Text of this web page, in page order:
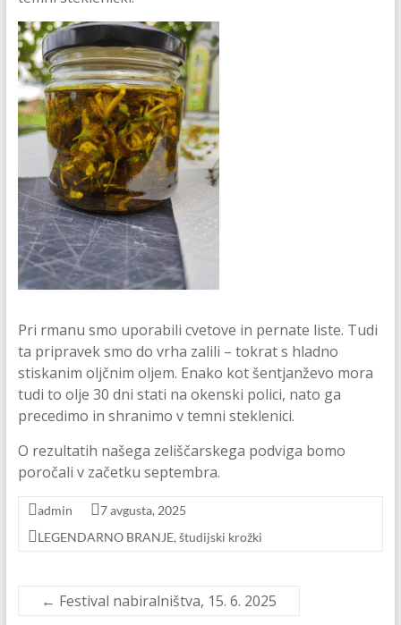
Pri rmanu smo uporabili cvetove in pernate liste. Tudi
ta pripravek smo do vrha zalili – tokrat s hladno
stiskanim oljčnim oljem. Enako kot šentjanževo mora
tudi to olje 30 dni stati na okenski polici, nato ga
precedimo in shranimo v temni steklenici.
O rezultatih našega zeliščarskega podviga bomo
poročali v začetku septembra.
admin
7 avgusta, 2025
LEGENDARNO BRANJE, študijski krožki
← Festival nabiralništva, 15. 6. 2025